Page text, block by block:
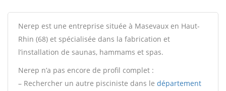
Nerep est une entreprise située à Masevaux en Haut-
Rhin (68) et spécialisée dans la fabrication et
l’installation de saunas, hammams et spas.
Nerep n’a pas encore de profil complet :
– Rechercher un autre pisciniste dans le département